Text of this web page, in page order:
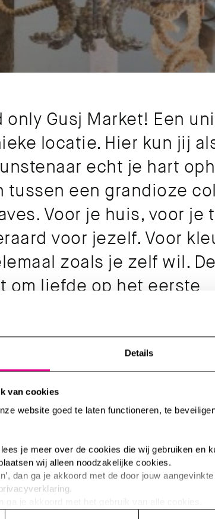
Details
van cookies
website goed te laten functioneren, te
lees je meer over de cookies die wij gebruiken en
wij alleen noodzakelijke cookies.
dan ga je akkoord met de door jouw
ga je akkoord met het gebruik van alle cookies.
Gusj Market! Een
locatie. Hier kun jij
echt je hart
tussen een grandioze
Voor je huis, voor je
voor jezelf. Voor
zoals je zelf wil. De
om liefde op het eerste
bloemen kopen. En lekker eten en drinken.
ingeeft. Daarvoor is de Gusj Market THE